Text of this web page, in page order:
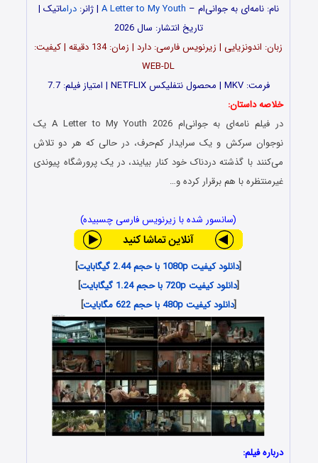
نام: نامه‌ای به جوانی‌ام – A Letter to My Youth | ژانر:دراماتیک |
تاریخ انتشار: سال 2026
زبان: اندونزیایی | زیرنویس فارسی: دارد | زمان: 134 دقیقه | کیفیت:
WEB-DL
فرمت: MKV | محصول نتفلیکس NETFLIX | امتیاز فیلم: 7.7
خلاصه داستان:
در فیلم نامه‌ای به جوانی‌ام A Letter to My Youth 2026 یک
نوجوان سرکش و یک سرایدار کم‌حرف، در حالی که هر دو تلاش
می‌کنند با گذشته‌ دردناک خود کنار بیایند، در یک پرورشگاه پیوندی
غیرمنتظره با هم برقرار کرده و…
(سانسور شده با زیرنویس فارسی چسبیده)
[دانلود کیفیت 1080p با حجم 2.44 گیگابایت
]
[دانلود کیفیت 720p با حجم 1.24 گیگابایت
]
[دانلود کیفیت 480p با حجم 622 مگابایت ]
درباره فیلم: